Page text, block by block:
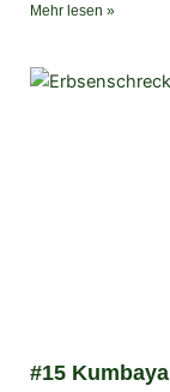
Mehr lesen »
#15 Kumbaya